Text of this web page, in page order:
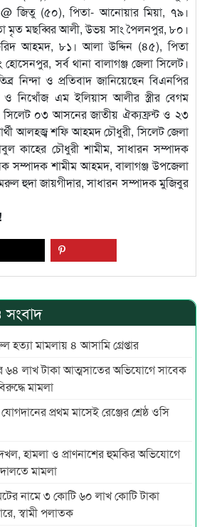
জিতু (৫০), পিতা- আনোয়ার মিয়া, ৭৯।
মৃত মছব্বির আলী, উভয় সাং পৈলনপুর, ৮০।
আহমদ, ৮১। আলা উদ্দিন (৪৫), পিতা
সর্ব থানা বালাগঞ্জ জেলা সিলেট।
নিন্দা ও প্রতিবাদ জানিয়েছেন বিএনপির
ও নিখোঁজ এম ইলিয়াস আলীর স্ত্রীর বেগম
সিলেট ০৩ আসনের জাতীয় ঐক্যফ্রন্ট ও ২৩
আলহজ্ব শফি আহমদ চৌধুরী, সিলেট জেলা
কাহের চৌধুরী শামীম, সাধারন সম্পাদক
সম্পাদক শামীম আহমদ, বালাগঞ্জ উপজেলা
হুদা জায়গীদার, সাধারন সম্পাদক মুজিবুর
সংবাদ
হত্যা মামলায় ৪ আসামি গ্রেপ্তার
লাখ টাকা আত্মসাতের অভিযোগে সাবেক
মামলা
প্রথম মাসেই রেঞ্জের শ্রেষ্ঠ ওসি
হামলা ও প্রাণনাশের হুমকির অভিযোগে
মামলা
নামে ৩ কোটি ৬০ লাখ কোটি টাকা
স্বামী পলাতক